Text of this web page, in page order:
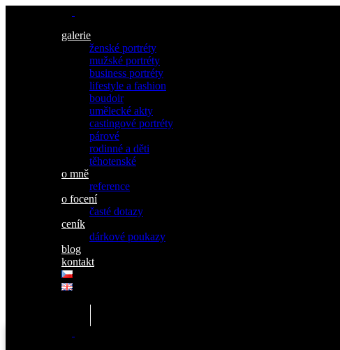
galerie
ženské portréty
mužské portréty
business portréty
lifestyle a fashion
boudoir
umělecké akty
castingové portréty
párové
rodinné a děti
těhotenské
o mně
reference
o focení
časté dotazy
ceník
dárkové poukazy
blog
kontakt